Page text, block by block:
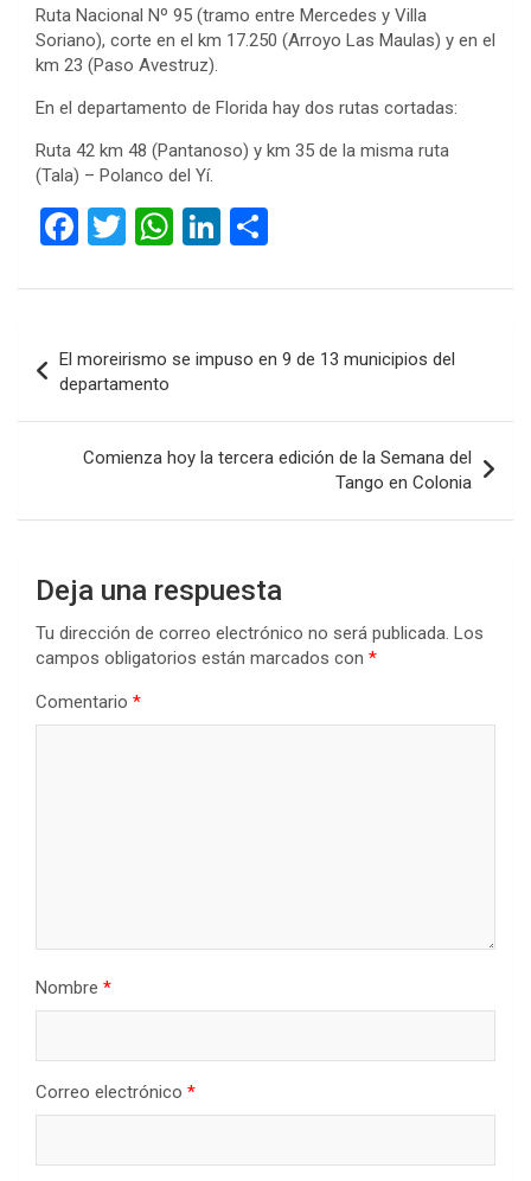
Ruta Nacional Nº 95 (tramo entre Mercedes y Villa
Soriano), corte en el km 17.250 (Arroyo Las Maulas) y en el
km 23 (Paso Avestruz).
En el departamento de Florida hay dos rutas cortadas:
Ruta 42 km 48 (Pantanoso) y km 35 de la misma ruta
(Tala) – Polanco del Yí.
F
ce
o
o
k
T
tt
W
at
A
p
p
Li
ke
n
m
ar
tir
de
entradas
El moreirismo se impuso en 9 de 13 municipios del
departamento
Comienza hoy la tercera edición de la Semana del
Tango en Colonia
Deja una respuesta
Tu dirección de correo electrónico no será publicada. Los
campos obligatorios están marcados con *
Comentario *
Nombre *
Correo electrónico *